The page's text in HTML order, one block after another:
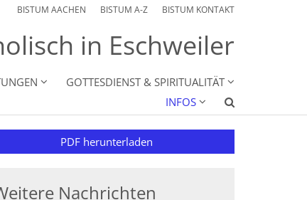
BISTUM AACHEN BISTUM A-Z BISTUM KONTAKT
in Eschweiler
GOTTESDIENST & SPIRITUALITÄT
INFOS
PDF herunterladen
Nachrichten